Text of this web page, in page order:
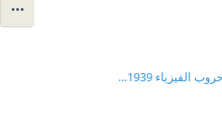
القنبلة الذرية - التاريخ السري : أولى حروب الفيزياء 1939-1949